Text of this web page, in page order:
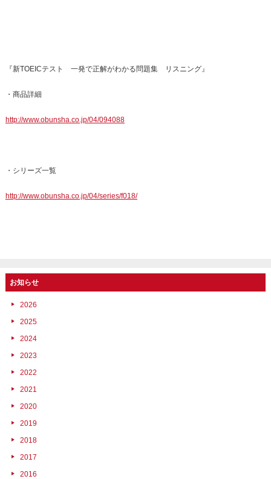
『新TOEICテスト 一発で正解がわかる問題集 リスニング』
・商品詳細
http://www.obunsha.co.jp/04/094088
・シリーズ一覧
http://www.obunsha.co.jp/04/series/f018/
お知らせ
2026
2025
2024
2023
2022
2021
2020
2019
2018
2017
2016